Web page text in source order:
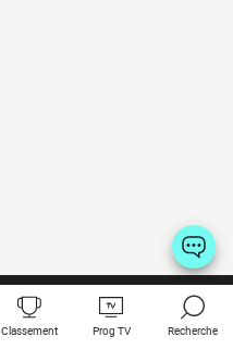
Classement Prog TV Recherche